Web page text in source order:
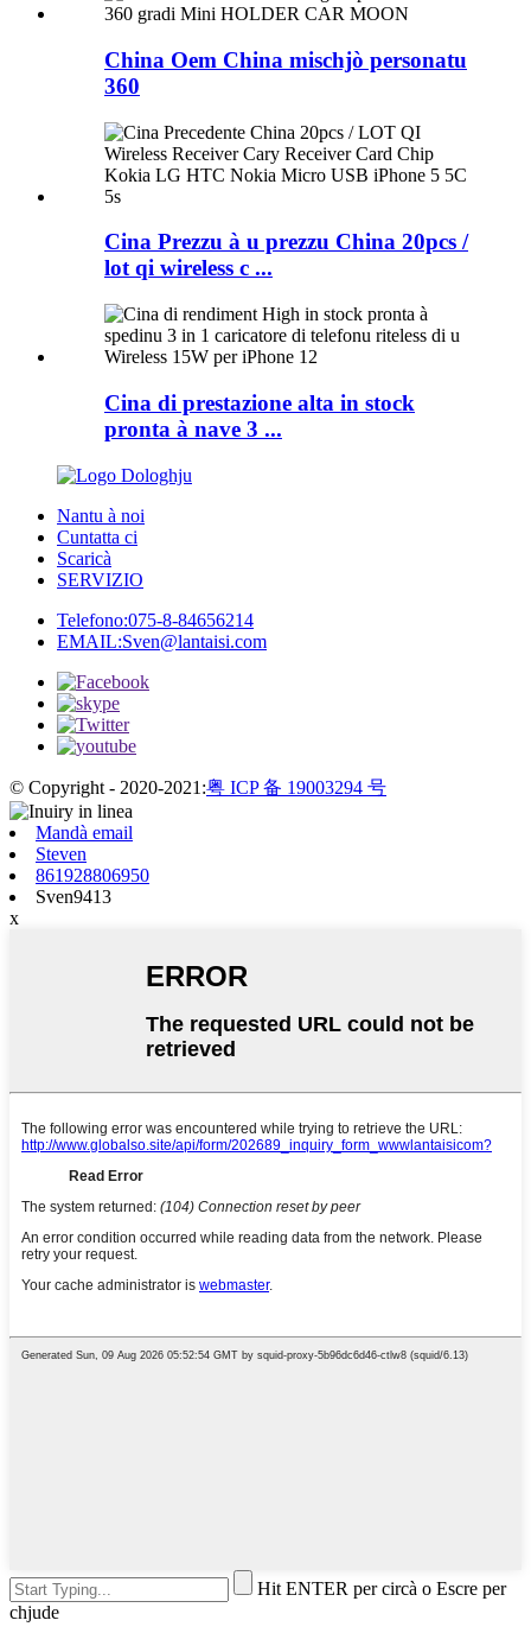
China Oem China mischjò personatu
360
Cina Prezzu à u prezzu China 20pcs /
lot qi wireless c ...
Cina di prestazione alta in stock
pronta à nave 3 ...
Nantu à noi
Cuntatta ci
Scaricà
SERVIZIO
Telefono:075-8-84656214
EMAIL:Sven@lantaisi.com
© Copyright - 2020-2021:粤 ICP 备 19003294 号
Mandà email
Steven
861928806950
Sven9413
x
Hit ENTER per circà o Escre per
chjude